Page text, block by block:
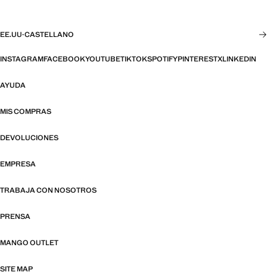
EE.UU·CASTELLANO
INSTAGRAMFACEBOOKYOUTUBETIKTOKSPOTIFYPINTERESTXLINKEDIN
AYUDA
MIS COMPRAS
DEVOLUCIONES
EMPRESA
TRABAJA CON NOSOTROS
PRENSA
MANGO OUTLET
SITE MAP